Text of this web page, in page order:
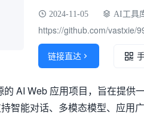
2024-11-05 AI工具
https://github.com/vastxie/
链接直达 
的 AI Web 应用项目，旨在提供
智能对话、多模态模型、应用